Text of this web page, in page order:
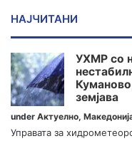
НАЈЧИТАНИ
УХМР со
земјава
under Актуелно,
Управата за